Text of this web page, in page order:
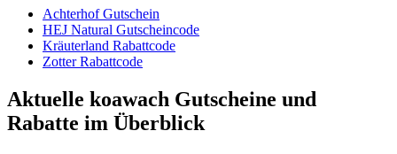
Achterhof Gutschein
HEJ Natural Gutscheincode
Kräuterland Rabattcode
Zotter Rabattcode
Aktuelle koawach Gutscheine und
Rabatte im Überblick